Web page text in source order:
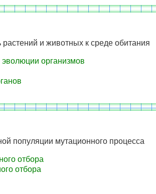
и животных к среде обитания
организмов
популяции мутационного процесса
отбора
отбора